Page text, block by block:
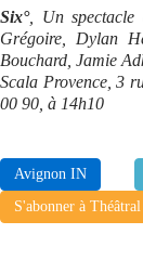
Six°, Un spectacle
Grégoire, Dylan
Bouchard, Jamie
Scala Provence, 3
00 90, à 14h10
Avignon IN
S'abonner à Théâtral